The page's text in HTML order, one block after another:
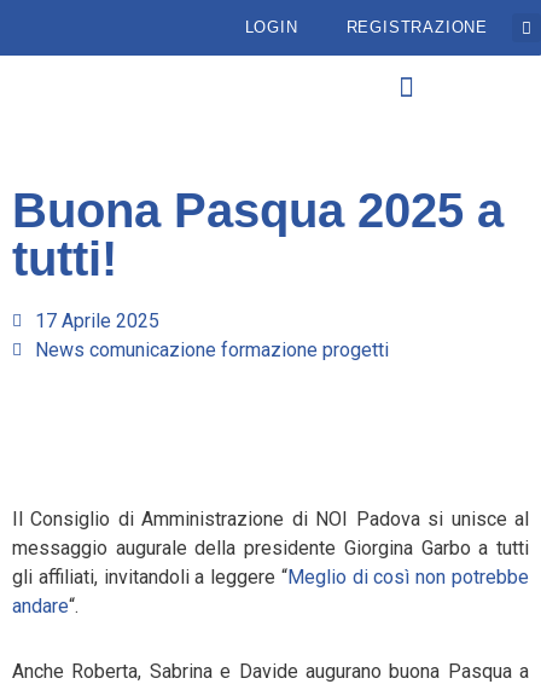
LOGIN REGISTRAZIONE
Buona Pasqua 2025 a
tutti!
17 Aprile 2025
News comunicazione formazione progetti
Il Consiglio di Amministrazione di NOI Padova si unisce al
messaggio augurale della presidente Giorgina Garbo a tutti
gli affiliati, invitandoli a leggere “Meglio di così non potrebbe
andare“.
Anche Roberta, Sabrina e Davide augurano buona Pasqua a